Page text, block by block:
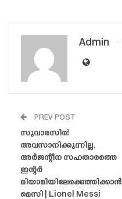
Admin
PREV POST
സുവാരസിൽ
അവസാനിക്കുന്നില്ല,
അർജന്റീന സഹതാരത്തെ
ഇന്റർ
മിയാമിയിലേക്കെത്തിക്കാൻ
മെസി | Lionel Messi